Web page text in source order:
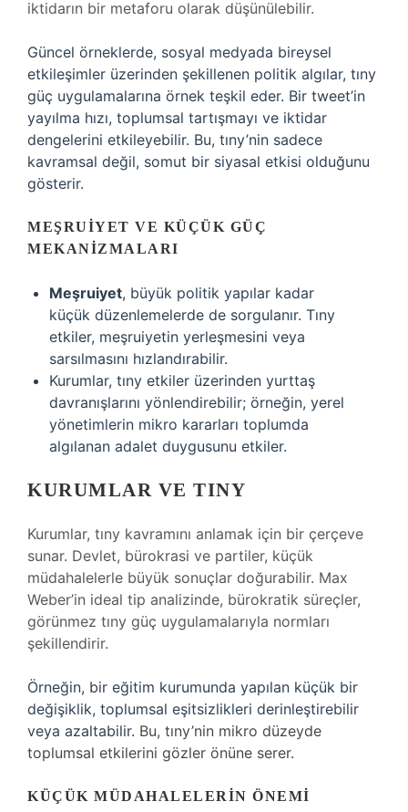
iktidarın bir metaforu olarak düşünülebilir.
Güncel örneklerde, sosyal medyada bireysel
etkileşimler üzerinden şekillenen politik algılar, tıny
güç uygulamalarına örnek teşkil eder. Bir tweet’in
yayılma hızı, toplumsal tartışmayı ve iktidar
dengelerini etkileyebilir. Bu, tıny’nin sadece
kavramsal değil, somut bir siyasal etkisi olduğunu
gösterir.
MEŞRUIYET VE KÜÇÜK GÜÇ
MEKANIZMALARI
Meşruiyet, büyük politik yapılar kadar
küçük düzenlemelerde de sorgulanır. Tıny
etkiler, meşruiyetin yerleşmesini veya
sarsılmasını hızlandırabilir.
Kurumlar, tıny etkiler üzerinden yurttaş
davranışlarını yönlendirebilir; örneğin, yerel
yönetimlerin mikro kararları toplumda
algılanan adalet duygusunu etkiler.
KURUMLAR VE TINY
Kurumlar, tıny kavramını anlamak için bir çerçeve
sunar. Devlet, bürokrasi ve partiler, küçük
müdahalelerle büyük sonuçlar doğurabilir. Max
Weber’in ideal tip analizinde, bürokratik süreçler,
görünmez tıny güç uygulamalarıyla normları
şekillendirir.
Örneğin, bir eğitim kurumunda yapılan küçük bir
değişiklik, toplumsal eşitsizlikleri derinleştirebilir
veya azaltabilir. Bu, tıny’nin mikro düzeyde
toplumsal etkilerini gözler önüne serer.
KÜÇÜK MÜDAHALELERIN ÖNEMI